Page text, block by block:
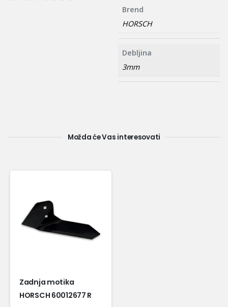
Brend
HORSCH
Debljina
3mm
Možda će Vas interesovati
Zadnja motika
HORSCH 60012677 R